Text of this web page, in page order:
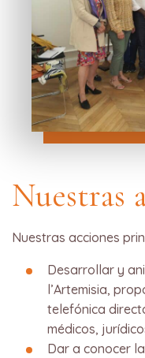
Nuestras
Nuestras acciones
Desarrollar y
l’Artemisia,
telefónica
médicos,
Dar a conocer